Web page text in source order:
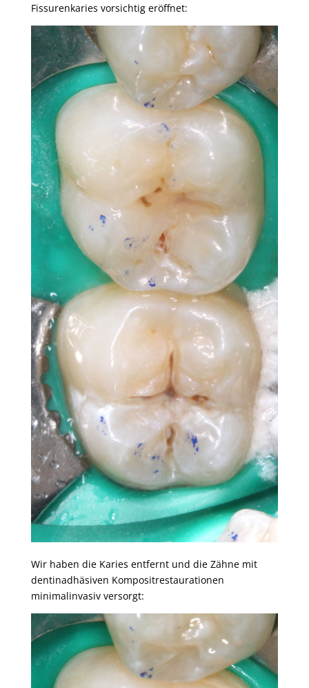
Fissurenkaries vorsichtig eröffnet:
Wir haben die Karies entfernt und die Zähne mit
dentinadhäsiven Kompositrestaurationen
minimalinvasiv versorgt: